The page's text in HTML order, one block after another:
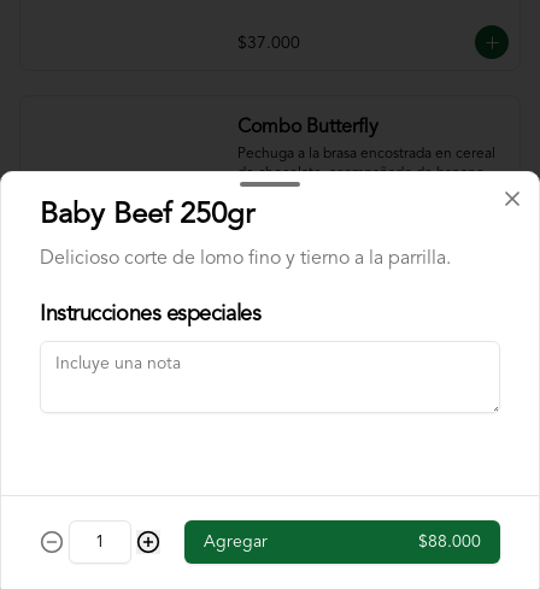
$37.000
Combo Butterfly
Pechuga a la brasa encostrada en cereal
de chocolate, acompañado de banano
jugo y una chocolatina.
$40.000
Combo Fettuccine
y una chocolatina.
Combo Mini Hamburguesa
Baby Beef 250gr
Delicioso corte de lomo fino y tierno a la parrilla.
Instrucciones especiales
Agregar $88.000